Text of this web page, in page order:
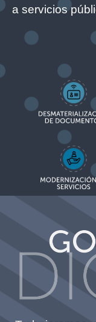
a servicios